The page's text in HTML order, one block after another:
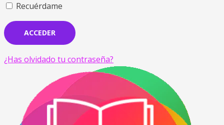
Recuérdame
¿Has olvidado tu contraseña?